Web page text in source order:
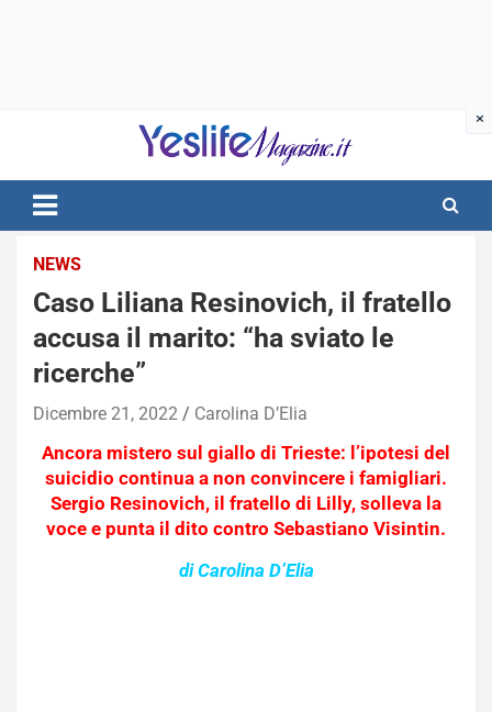
notizie di intrattenimento
NEWS
Caso Liliana Resinovich, il fratello
accusa il marito: “ha sviato le
ricerche”
Dicembre 21, 2022 Carolina D’Elia
Ancora mistero sul giallo di Trieste: l’ipotesi del
suicidio continua a non convincere i famigliari.
Sergio Resinovich, il fratello di Lilly, solleva la
voce e punta il dito contro Sebastiano Visintin.
di Carolina D’Elia